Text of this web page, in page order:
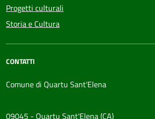
Progetti culturali
Storia e Cultura
CONTATTI
Comune di Quartu Sant'Elena
09045 - Quartu Sant'Elena (CA)